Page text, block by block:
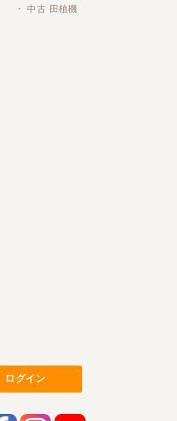
・ 中古 田植機
ログイン